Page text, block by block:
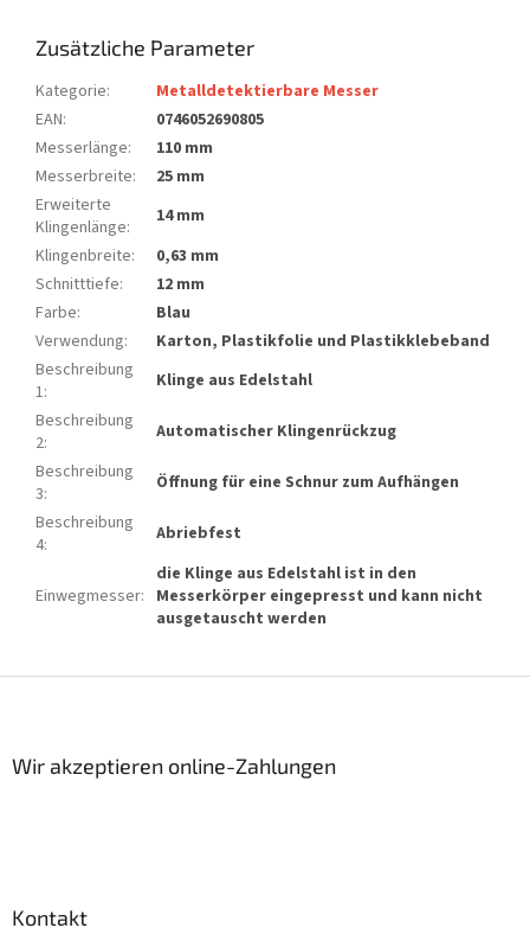
Zusätzliche Parameter
Kategorie:
Metalldetektierbare Messer
EAN:
0746052690805
Messerlänge:
110 mm
Messerbreite:
25 mm
Erweiterte
Klingenlänge:
14 mm
Klingenbreite:
0,63 mm
Schnitttiefe:
12 mm
Farbe:
Blau
Verwendung:
Karton, Plastikfolie und Plastikklebeband
Beschreibung
1:
Klinge aus Edelstahl
Beschreibung
2:
Automatischer Klingenrückzug
Beschreibung
3:
Öffnung für eine Schnur zum Aufhängen
Beschreibung
4: Abriebfest
Einwegmesser:
die Klinge aus Edelstahl ist in den
Messerkörper eingepresst und kann nicht
ausgetauscht werden
Wir akzeptieren online-Zahlungen
Kontakt